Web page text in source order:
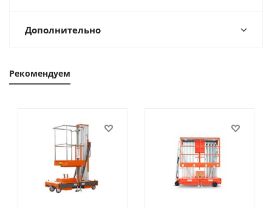
Дополнительно
Рекомендуем